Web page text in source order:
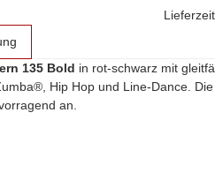
135 Bold in rot-schwarz mit
Hip Hop und Line-Dance.
an.